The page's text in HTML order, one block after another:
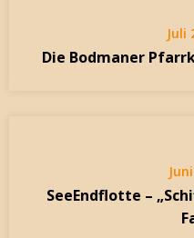
Juli
Die Bodmaner
SeeEndflotte –